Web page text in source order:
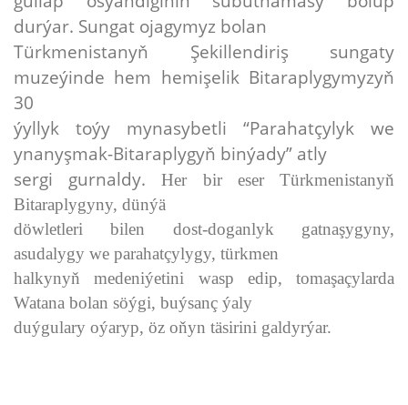
durýar. Sungat ojagymyz bolan
Türkmenistanyň Şekillendiriş sungaty
muzeýinde hem hemişelik Bitaraplygymyzyň
30
ýyllyk toýy mynasybetli “Parahatçylyk we
ynanyşmak-Bitaraplygyň binýady” atly
sergi gurnaldy.Her bir eser Türkmenistanyň
Bitaraplygyny, dünýä
döwletleri bilen dost-doganlyk gatnaşygyny,
asudalygy we parahatçylygy, türkmen
halkynyň medeniýetini wasp edip, tomaşaçylarda
Watana bolan söýgi, buýsanç ýaly
duýgulary oýaryp, öz oňyn täsirini galdyrýar.